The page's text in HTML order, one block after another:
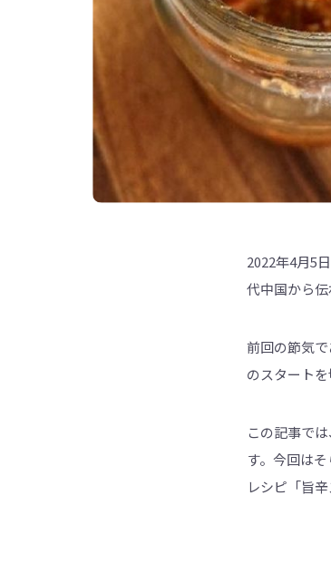
2022年4月5
代中国から
前回の節気で
のスタート
この記事で
す。今回は
レシピ「旨